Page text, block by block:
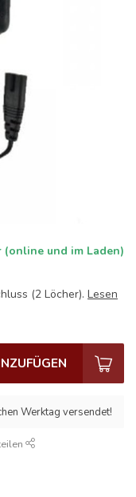
(online und im Laden)
(2 Löcher). Lesen
Werktag versendet!